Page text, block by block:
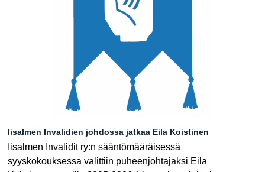
Iisalmen Invalidien johdossa jatkaa Eila Koistinen
Iisalmen Invalidit ry:n sääntömääräisessä
syyskokouksessa valittiin puheenjohtajaksi Eila